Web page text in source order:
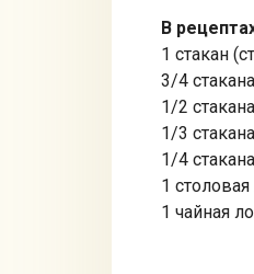
В
1 стакан
3/4
1/2
1/3
1/4
1
1 чайная